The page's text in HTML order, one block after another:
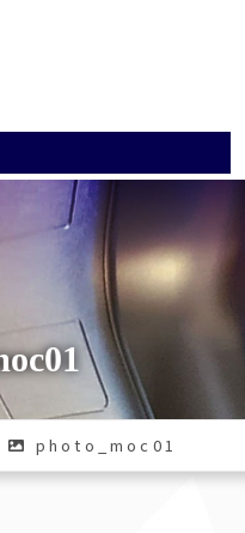
photo_moc01